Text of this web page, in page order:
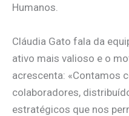
Humanos.
Cláudia Gato fala da
ativo mais valioso e o
acrescenta: «Contamos
colaboradores,
estratégicos que nos